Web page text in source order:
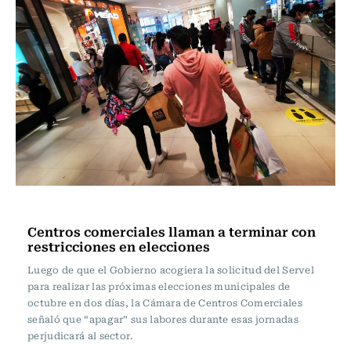
Centros comerciales llaman a terminar con
restricciones en elecciones
Luego de que el Gobierno acogiera la solicitud del Servel
para realizar las próximas elecciones municipales de
octubre en dos días, la Cámara de Centros Comerciales
señaló que “apagar” sus labores durante esas jornadas
perjudicará al sector.